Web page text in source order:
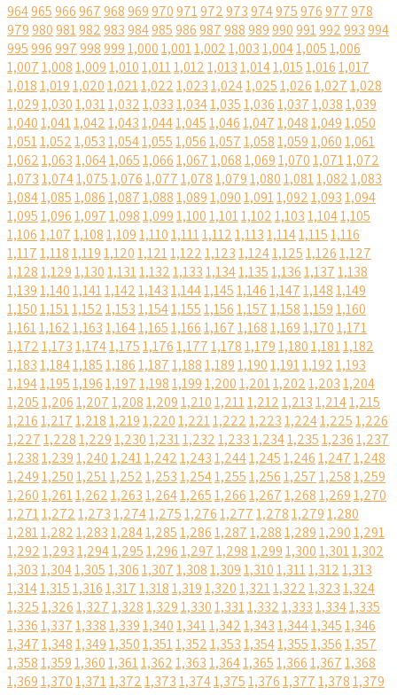
964965966967968969970971972973974975976977978
979980981982983984985986987988989990991992993994
9959969979989991,0001,0011,0021,0031,0041,0051,006
1,0071,0081,0091,0101,0111,0121,0131,0141,0151,0161,017
1,0181,0191,0201,0211,0221,0231,0241,0251,0261,0271,028
1,0291,0301,0311,0321,0331,0341,0351,0361,0371,0381,039
1,0401,0411,0421,0431,0441,0451,0461,0471,0481,0491,050
1,0511,0521,0531,0541,0551,0561,0571,0581,0591,0601,061
1,0621,0631,0641,0651,0661,0671,0681,0691,0701,0711,072
1,0731,0741,0751,0761,0771,0781,0791,0801,0811,0821,083
1,0841,0851,0861,0871,0881,0891,0901,0911,0921,0931,094
1,0951,0961,0971,0981,0991,1001,1011,1021,1031,1041,105
1,1061,1071,1081,1091,1101,1111,1121,1131,1141,1151,116
1,1171,1181,1191,1201,1211,1221,1231,1241,1251,1261,127
1,1281,1291,1301,1311,1321,1331,1341,1351,1361,1371,138
1,1391,1401,1411,1421,1431,1441,1451,1461,1471,1481,149
1,1501,1511,1521,1531,1541,1551,1561,1571,1581,1591,160
1,1611,1621,1631,1641,1651,1661,1671,1681,1691,1701,171
1,1721,1731,1741,1751,1761,1771,1781,1791,1801,1811,182
1,1831,1841,1851,1861,1871,1881,1891,1901,1911,1921,193
1,1941,1951,1961,1971,1981,1991,2001,2011,2021,2031,204
1,2051,2061,2071,2081,2091,2101,2111,2121,2131,2141,215
1,2161,2171,2181,2191,2201,2211,2221,2231,2241,2251,226
1,2271,2281,2291,2301,2311,2321,2331,2341,2351,2361,237
1,2381,2391,2401,2411,2421,2431,2441,2451,2461,2471,248
1,2491,2501,2511,2521,2531,2541,2551,2561,2571,2581,259
1,2601,2611,2621,2631,2641,2651,2661,2671,2681,2691,270
1,2711,2721,2731,2741,2751,2761,2771,2781,2791,280
1,2811,2821,2831,2841,2851,2861,2871,2881,2891,2901,291
1,2921,2931,2941,2951,2961,2971,2981,2991,3001,3011,302
1,3031,3041,3051,3061,3071,3081,3091,3101,3111,3121,313
1,3141,3151,3161,3171,3181,3191,3201,3211,3221,3231,324
1,3251,3261,3271,3281,3291,3301,3311,3321,3331,3341,335
1,3361,3371,3381,3391,3401,3411,3421,3431,3441,3451,346
1,3471,3481,3491,3501,3511,3521,3531,3541,3551,3561,357
1,3581,3591,3601,3611,3621,3631,3641,3651,3661,3671,368
1,3691,3701,3711,3721,3731,3741,3751,3761,3771,3781,379